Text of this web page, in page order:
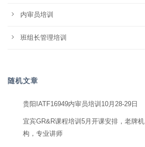
内审员培训
班组长管理培训
随机文章
贵阳IATF16949内审员培训10月28-29日
宜宾GR&R课程培训5月开课安排，老牌机
构，专业讲师